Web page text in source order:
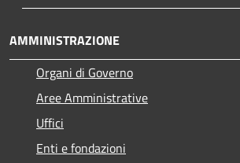
AMMINISTRAZIONE
Organi di Governo
Aree Amministrative
Uffici
Enti e fondazioni